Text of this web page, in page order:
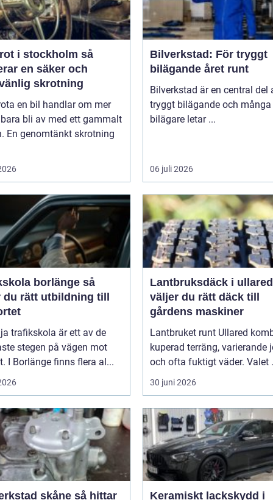
i stockholm så
en säker och
skrotning
en bil handlar om mer
bli av med ett gammalt
En genomtänkt skrotning
Bilverkstad: För tryggt
bilägande året runt
Bilverkstad är en central del
tryggt bilägande och många
bilägare letar ...
06 juli 2026
borlänge så
rätt utbildning till
trafikskola är ett av de
stegen på vägen mot
I Borlänge finns flera al...
Lantbruksdäck i ullared
väljer du rätt däck till
gårdens maskiner
Lantbruket runt Ullared
kuperad terräng, varierande
och ofta fuktigt väder. Valet
30 juni 2026
skåne så hittar
Keramiskt lackskydd i